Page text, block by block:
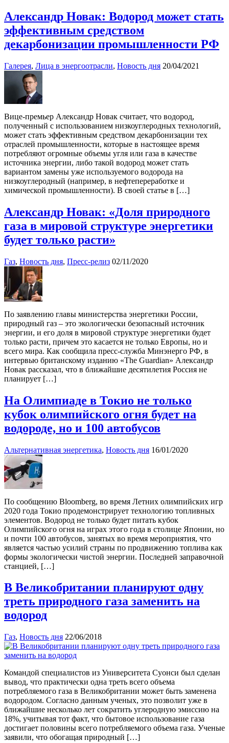
Александр Новак: Водород может стать
эффективным средством
декарбонизации промышленности РФ
Галерея, Лица в энергоотрасли, Новость дня 20/04/2021
Вице-премьер Александр Новак считает, что водород,
полученный с использованием низкоуглеродных технологий,
может стать эффективным средством декарбонизации тех
отраслей промышленности, которые в настоящее время
потребляют огромные объемы угля или газа в качестве
источника энергии, либо такой водород может стать
вариантом замены уже используемого водорода на
низкоуглеродный (например, в нефтепереработке и
химической промышленности). В своей статье в […]
Александр Новак: «Доля природного
газа в мировой структуре энергетики
будет только расти»
Газ, Новость дня, Пресс-релиз 02/11/2020
По заявлению главы министерства энергетики России,
природный газ – это экологически безопасный источник
энергии, и его доля в мировой структуре энергетики будет
только расти, причем это касается не только Европы, но и
всего мира. Как сообщила пресс-служба Минэнерго РФ, в
интервью британскому изданию «The Guardian» Александр
Новак рассказал, что в ближайшие десятилетия Россия не
планирует […]
На Олимпиаде в Токио не только
кубок олимпийского огня будет на
водороде, но и 100 автобусов
Альтернативная энергетика, Новость дня 16/01/2020
По сообщению Bloomberg, во время Летних олимпийских игр
2020 года Токио продемонстрирует технологию топливных
элементов. Водород не только будет питать кубок
Олимпийского огня на играх этого года в столице Японии, но
и почти 100 автобусов, занятых во время мероприятия, что
является частью усилий страны по продвижению топлива как
формы экологически чистой энергии. Последней заправочной
станцией, […]
В Великобритании планируют одну
треть природного газа заменить на
водород
Газ, Новость дня 22/06/2018
Командой специалистов из Университета Суонси был сделан
вывод, что практически одна треть всего объема
потребляемого газа в Великобритании может быть заменена
водородом. Согласно данным ученых, это позволит уже в
ближайшие несколько лет сократить углеродную эмиссию на
18%, учитывая тот факт, что бытовое использование газа
достигает половины всего потребляемого объема газа. Ученые
заявили, что обогащая природный […]